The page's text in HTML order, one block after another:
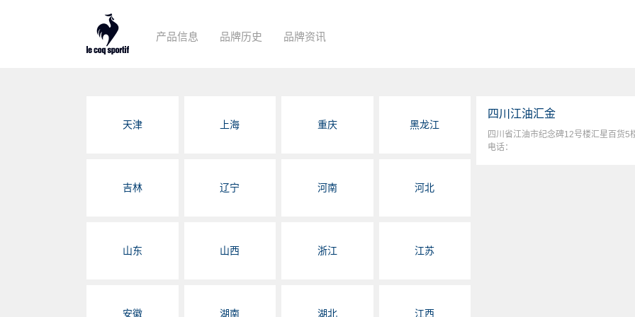
产品信息 品牌历史 品牌资讯
天津 上海 重庆 黑龙江
吉林 辽宁 河南 河北
山东 山西 浙江 江苏
安徽 湖南 湖北 江西
四川江油汇金
四川省江油市纪念碑12号楼汇星百货5
电话：